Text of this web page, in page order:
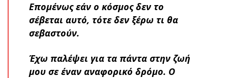
Επομένως εάν ο κόσμος δεν το
σέβεται αυτό, τότε δεν ξέρω τι θα
σεβαστούν.
Έχω παλέψει για τα πάντα στην ζωή
μου σε έναν αναφορικό δρόμο. Ο